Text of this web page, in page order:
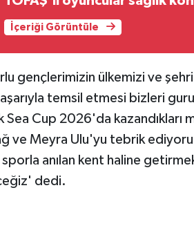
İçeriği Görüntüle
gençlerimizin ülkemizi ve
temsil etmesi bizleri
Cup 2026'da kazandıkları
ve Meyra Ulu'yu tebrik
anılan kent haline getirmek
dedi.